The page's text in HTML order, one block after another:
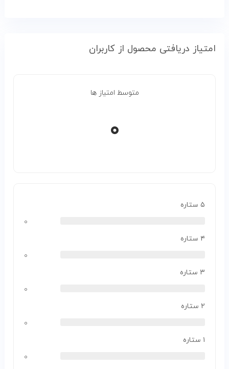
امتیاز دریافتی محصول از کاربران
متوسط امتیاز ها
۰
۵ ستاره
۰
۴ ستاره
۰
۳ ستاره
۰
۲ ستاره
۰
۱ ستاره
۰